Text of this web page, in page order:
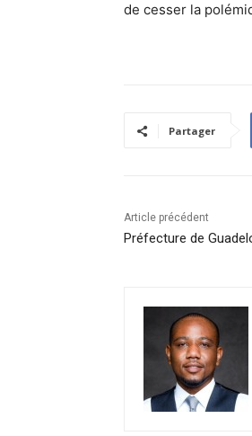
de cesser la
Partager
Article précédent
Préfecture de